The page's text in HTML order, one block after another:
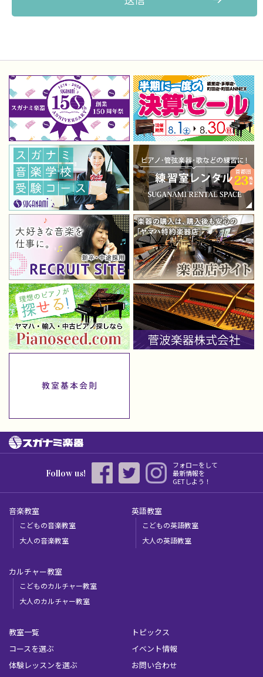
Follow us!
フォローをして
最新情報を
GETしよう！
音楽教室
こどもの音楽教室
大人の音楽教室
英語教室
こどもの英語教室
大人の英語教室
カルチャー教室
こどものカルチャー教室
大人のカルチャー教室
教室一覧
コースを選ぶ
体験レッスンを選ぶ
トピックス
イベント情報
お問い合わせ